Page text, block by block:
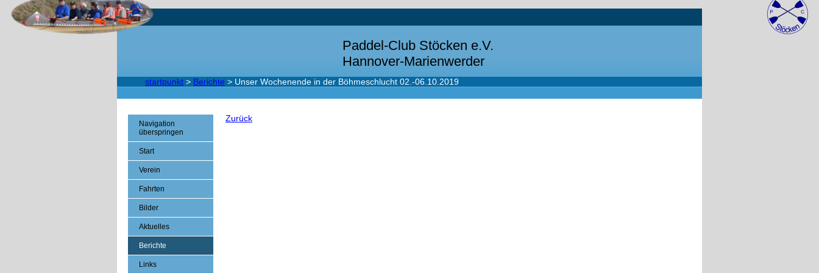
Paddel-Club Stöcken e.V.
Hannover-Marienwerder
startpunkt > Berichte > Unser Wochenende in der Böhmeschlucht 02.-06.10.2019
Navigation
überspringen
Start
Verein
Fahrten
Bilder
Aktuelles
Berichte
Links
Zurück